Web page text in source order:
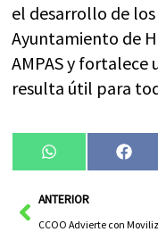
el desarrollo de los
Ayuntamiento de
AMPAS y fortalece
resulta útil para
Compartir
en
WhatsApp
en
AntANTERIOR